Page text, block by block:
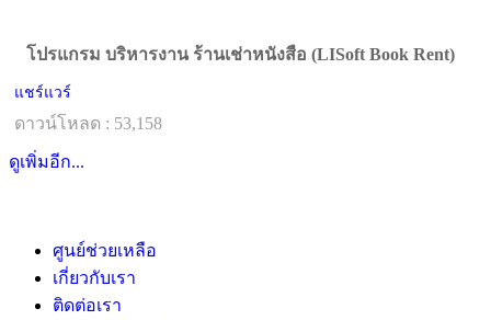
โปรแกรม บริหารงาน ร้านเช่าหนังสือ (LISoft Book Rent)
แชร์แวร์
ดาวน์โหลด : 53,158
ดูเพิ่มอีก...
ศูนย์ช่วยเหลือ
เกี่ยวกับเรา
ติดต่อเรา